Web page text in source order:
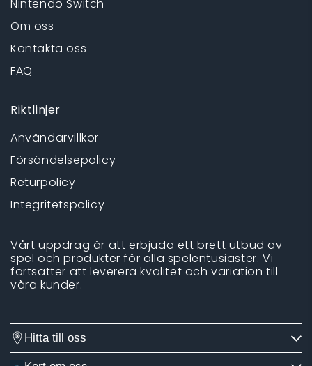
Nintendo Switch
Om oss
Kontakta oss
FAQ
Riktlinjer
Användarvillkor
Försändelsepolicy
Returpolicy
Integritetspolicy
Vårt uppdrag är att erbjuda ett brett utbud av
spel och produkter för alla spelentusiaster. Vi
fortsätter att leverera kvalitet och variation till
våra kunder.
Hitta till oss